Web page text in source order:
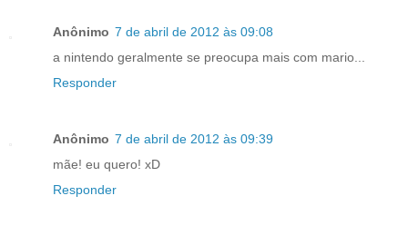
Anônimo 7 de abril de 2012 às 09:08
a nintendo geralmente se preocupa mais com mario...
Responder
Anônimo 7 de abril de 2012 às 09:39
mãe! eu quero! xD
Responder